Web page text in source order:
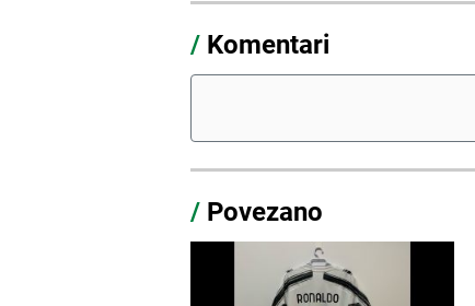
/ Komentari
/ Povezano